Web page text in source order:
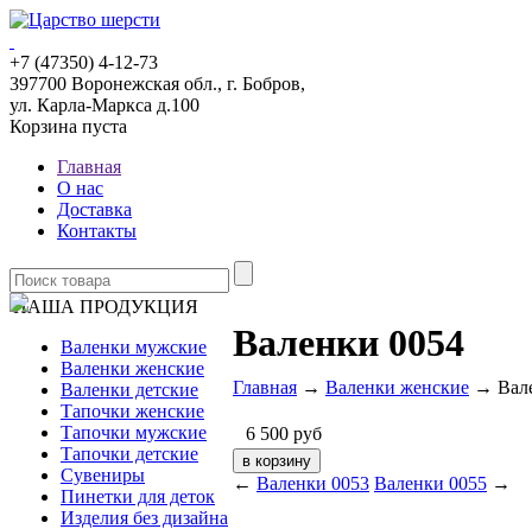
+7 (47350) 4-12-73
397700 Воронежская обл., г. Бобров,
ул. Карла-Маркса д.100
Корзина пуста
Главная
О нас
Доставка
Контакты
НАША ПРОДУКЦИЯ
Валенки мужские
Валенки женские
Валенки детские
Тапочки женские
Тапочки мужские
Тапочки детские
Сувениры
Пинетки для деток
Изделия без дизайна
Валенки 0054
Главная → Валенки женские →
6 500 руб
← Валенки 0053 Валенки 0055 →